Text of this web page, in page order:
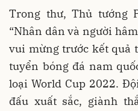
Trong thư, Thủ tướng
“Nhân dân và người
vui mừng trước kết quả
tuyển bóng đá nam
loại World Cup 2022.
đấu xuất sắc, giành